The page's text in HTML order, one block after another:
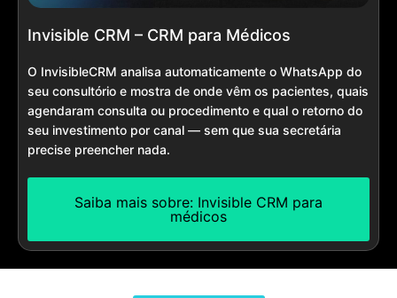
Invisible CRM – CRM para Médicos
O InvisibleCRM analisa automaticamente o WhatsApp do
seu consultório e mostra de onde vêm os pacientes, quais
agendaram consulta ou procedimento e qual o retorno do
seu investimento por canal — sem que sua secretária
precise preencher nada.
Saiba mais sobre: Invisible CRM para
médicos